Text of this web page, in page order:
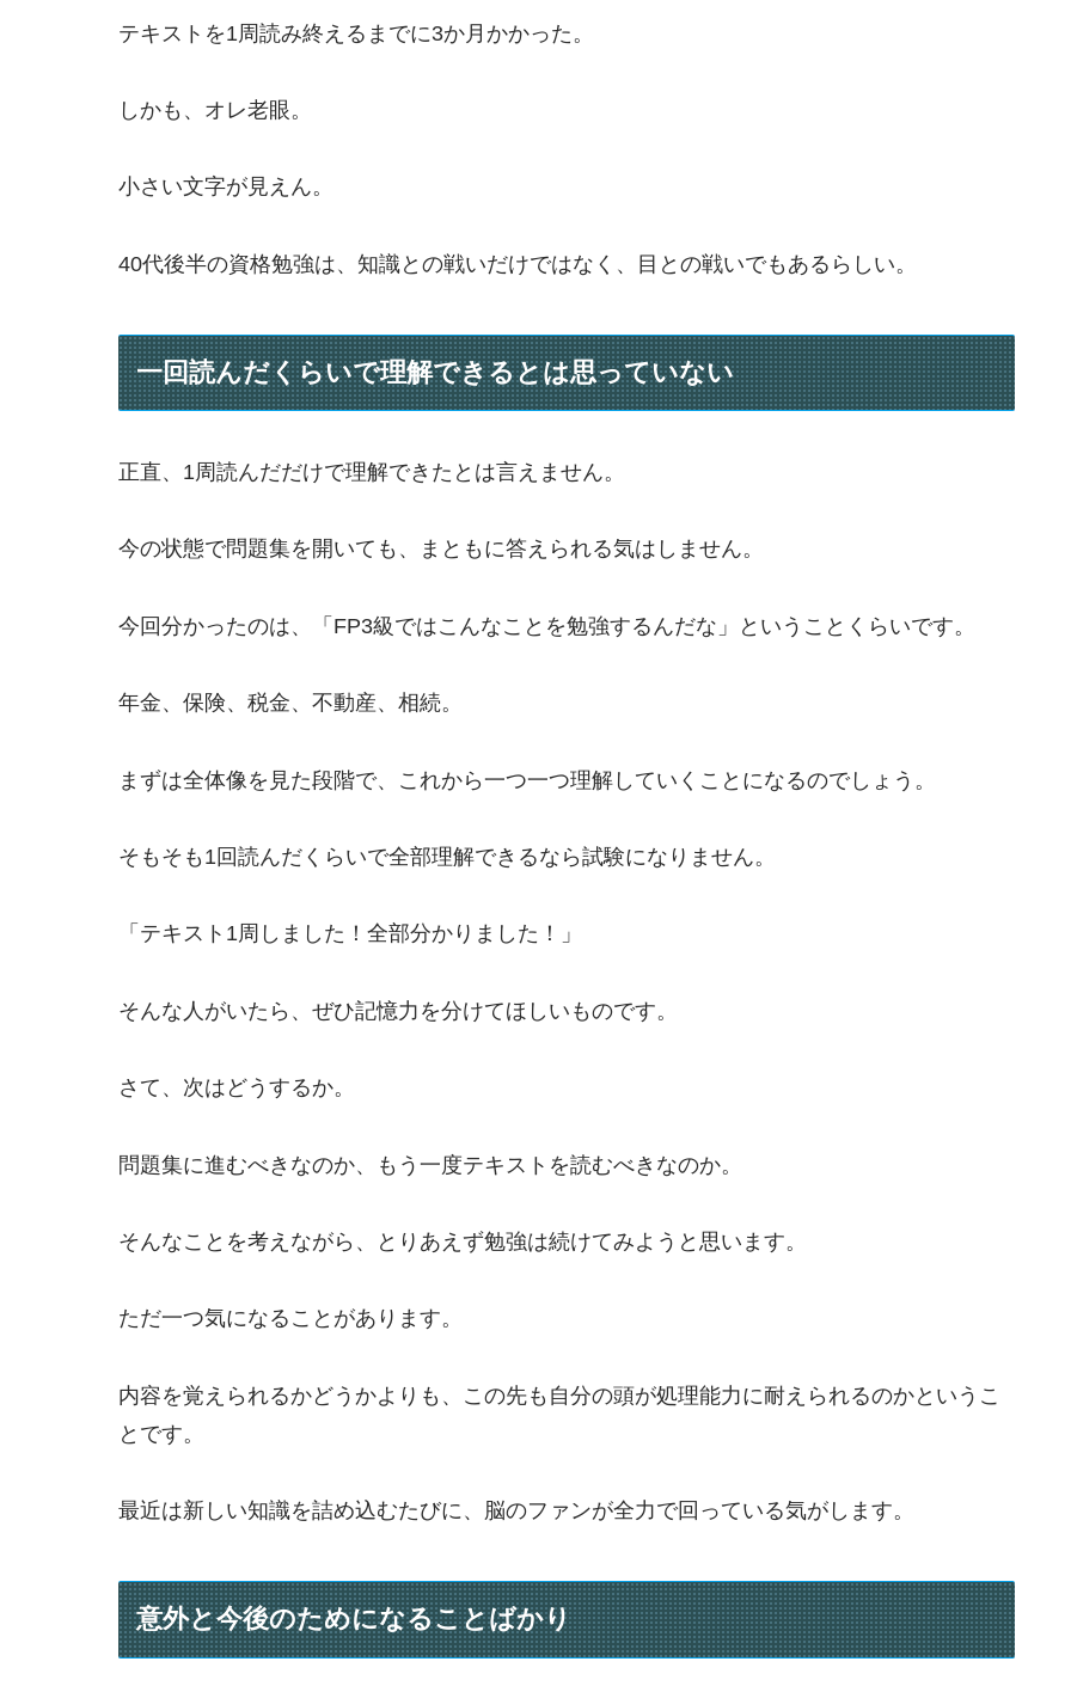
テキストを1周読み終えるまでに3か月かかった。
しかも、オレ老眼。
小さい文字が見えん。
40代後半の資格勉強は、知識との戦いだけではなく、目との戦いでもあるらしい。
一回読んだくらいで理解できるとは思っていない
正直、1周読んだだけで理解できたとは言えません。
今の状態で問題集を開いても、まともに答えられる気はしません。
今回分かったのは、「FP3級ではこんなことを勉強するんだな」ということくらいです。
年金、保険、税金、不動産、相続。
まずは全体像を見た段階で、これから一つ一つ理解していくことになるのでしょう。
そもそも1回読んだくらいで全部理解できるなら試験になりません。
「テキスト1周しました！全部分かりました！」
そんな人がいたら、ぜひ記憶力を分けてほしいものです。
さて、次はどうするか。
問題集に進むべきなのか、もう一度テキストを読むべきなのか。
そんなことを考えながら、とりあえず勉強は続けてみようと思います。
ただ一つ気になることがあります。
内容を覚えられるかどうかよりも、この先も自分の頭が処理能力に耐えられるのかというこ
とです。
最近は新しい知識を詰め込むたびに、脳のファンが全力で回っている気がします。
意外と今後のためになることばかり